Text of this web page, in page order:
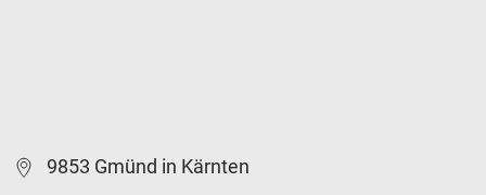
9853 Gmünd in Kärnten